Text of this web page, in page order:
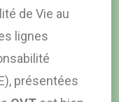
de Vie au
lignes
présentées